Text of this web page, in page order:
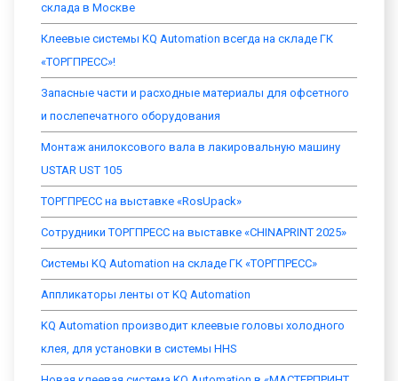
склада в Москве
Клеевые системы KQ Automation всегда на складе ГК
«ТОРГПРЕСС»!
Запасные части и расходные материалы для офсетного
и послепечатного оборудования
Монтаж анилоксового вала в лакировальную машину
USTAR UST 105
ТОРГПРЕСС на выставке «RosUpack»
Сотрудники ТОРГПРЕСС на выставке «CHINAPRINT 2025»
Системы KQ Automation на складе ГК «ТОРГПРЕСС»
Аппликаторы ленты от KQ Automation
KQ Automation производит клеевые головы холодного
клея, для установки в системы HHS